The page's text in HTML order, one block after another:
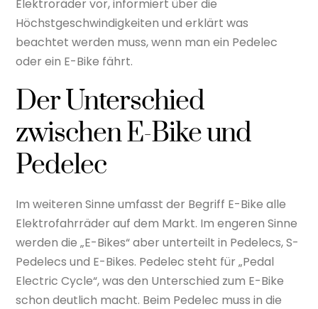
Elektroräder vor, informiert über die
Höchstgeschwindigkeiten und erklärt was
beachtet werden muss, wenn man ein Pedelec
oder ein E-Bike fährt.
Der Unterschied
zwischen E-Bike und
Pedelec
Im weiteren Sinne umfasst der Begriff E-Bike alle
Elektrofahrräder auf dem Markt. Im engeren Sinne
werden die „E-Bikes“ aber unterteilt in Pedelecs, S-
Pedelecs und E-Bikes. Pedelec steht für „Pedal
Electric Cycle“, was den Unterschied zum E-Bike
schon deutlich macht. Beim Pedelec muss in die